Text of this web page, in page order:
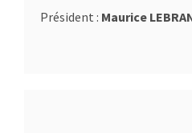
Président : Maurice